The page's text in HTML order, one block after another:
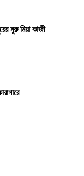
নুরু মিয়া কাজী